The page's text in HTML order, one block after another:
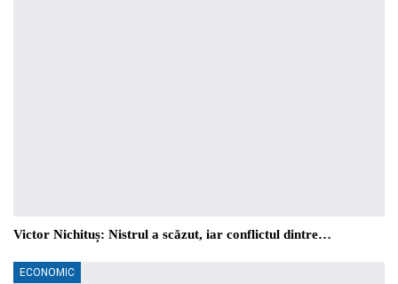
Victor Nichituș: Nistrul a scăzut, iar conflictul dintre…
ECONOMIC